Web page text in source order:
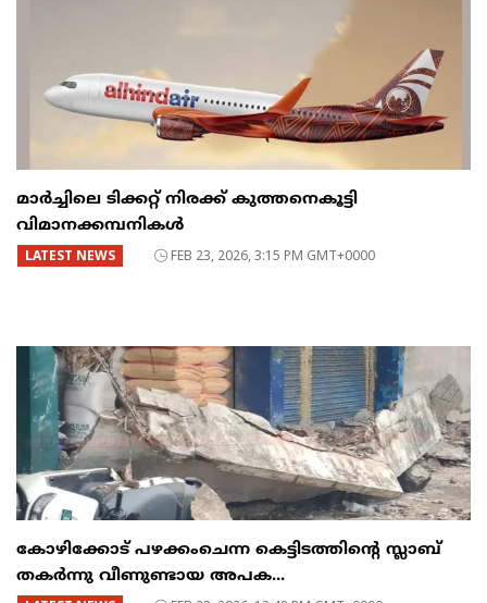
മാർച്ചിലെ ടിക്കറ്റ് നിരക്ക് കുത്തനെകൂട്ടി
വിമാനക്കമ്പനികൾ
LATEST NEWS FEB 23, 2026, 3:15 PM GMT+0000
കോഴിക്കോട് പഴക്കംചെന്ന കെട്ടിടത്തിന്റെ സ്ലാബ്
തകർന്നു വീണുണ്ടായ അപക...